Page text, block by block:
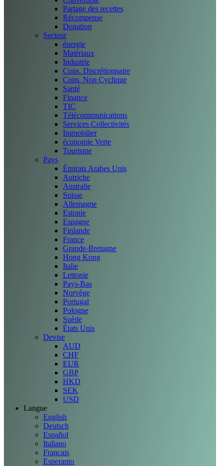
Partage des recettes
Récompense
Donation
Secteur
énergie
Matériaux
Industrie
Cons. Discrétionnaire
Cons. Non Cyclique
Santé
Finance
TIC
Télécommunications
Services Collectivités
Immobilier
économie Verte
Tourisme
Pays
Émirats Arabes Unis
Autriche
Australie
Suisse
Allemagne
Estonie
Espagne
Finlande
France
Grande-Bretagne
Hong Kong
Italie
Lettonie
Pays-Bas
Norvège
Portugal
Pologne
Suède
États Unis
Devise
AUD
CHF
EUR
GBP
HKD
SEK
USD
Langue
English
Deutsch
Español
Italiano
Français
Esperanto